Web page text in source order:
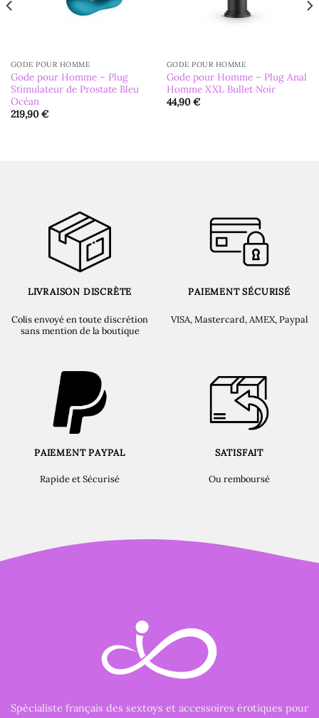
GODE POUR HOMME
Gode pour Homme – Plug
Stimulateur de Prostate Bleu
Océan
219,90€
GODE POUR HOMME
Gode pour Homme – Plug Anal
Homme XXL Bullet Noir
44,90€
LIVRAISON DISCRÈTE
Colis envoyé en toute discrétion
sans mention de la boutique
PAIEMENT SÉCURISÉ
VISA, Mastercard, AMEX, Paypal
PAIEMENT PAYPAL
Rapide et Sécurisé
SATISFAIT
Ou remboursé
Spécialiste français des sextoys et accessoires érotiques pour